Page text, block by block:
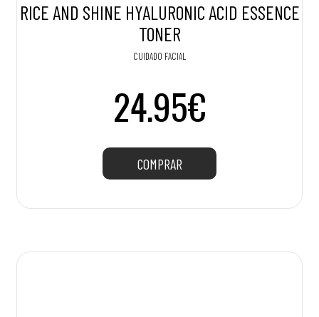
RICE AND SHINE HYALURONIC ACID ESSENCE
TONER
CUIDADO FACIAL
24.95€
COMPRAR